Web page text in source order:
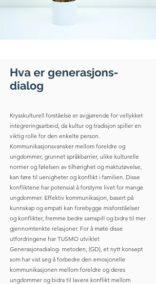
Hva er generasjons-
dialog
Krysskulturell forståelse er avgjørende for vellykket
integreringsarbeid, da kultur og tradisjon spiller en
viktig rolle for den enkelte person.
Kommunikasjonsvansker mellom foreldre og
ungdommer, grunnet språkbarrier, ulike kulturelle
normer og følelsen av tilhørighet og maktutøvelse,
kan føre til uenigheter og konflikt i familien. Disse
konfliktene har potensial å forstyrre livet for mange
ungdommer. Effektiv kommunikasjon, basert på
kunnskap og empati kan forebygge misforståelser
og konflikter, fremme bedre samspill og bidra til mer
gjennomtenkte relasjoner. For å møte disse
utfordringene har TUSMO utviklet
Generasjonsdialog- metoden, (GD), et nytt konsept
som har vist seg å forbedre den emosjonelle
kommunikasjonen mellom foreldre og deres
ungdommer og bidra til lavere konflikt mellom